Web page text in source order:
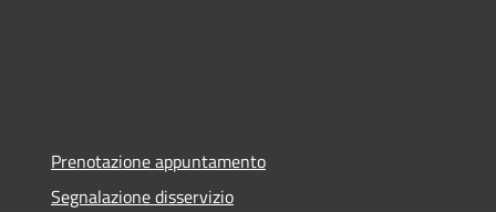
Prenotazione appuntamento
Segnalazione disservizio